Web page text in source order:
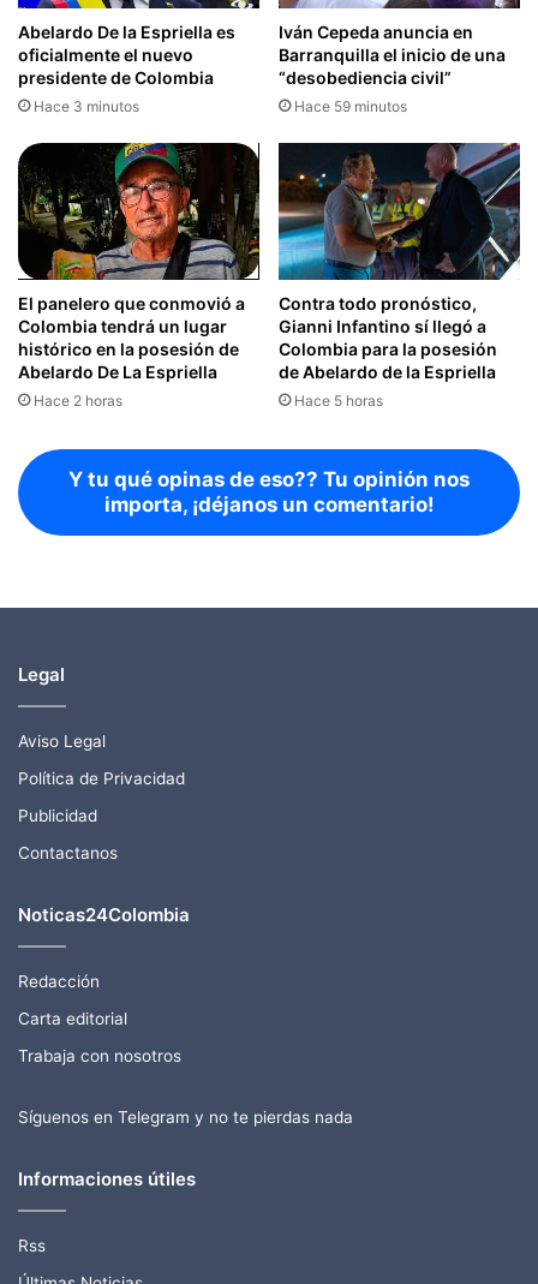
Abelardo De la Espriella es
oficialmente el nuevo
presidente de Colombia
Hace 3 minutos
Iván Cepeda anuncia en
Barranquilla el inicio de una
“desobediencia civil”
Hace 59 minutos
El panelero que conmovió a
Colombia tendrá un lugar
histórico en la posesión de
Abelardo De La Espriella
Hace 2 horas
Contra todo pronóstico,
Gianni Infantino sí llegó a
Colombia para la posesión
de Abelardo de la Espriella
Hace 5 horas
Y tu qué opinas de eso?? Tu opinión nos
importa, ¡déjanos un comentario!
Legal
Aviso Legal
Política de Privacidad
Publicidad
Contactanos
Noticas24Colombia
Redacción
Carta editorial
Trabaja con nosotros
Síguenos en Telegram y no te pierdas nada
Informaciones útiles
Rss